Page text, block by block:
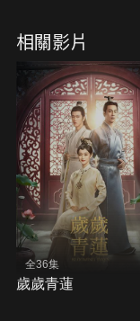
相關影片
全36集
歲歲青蓮